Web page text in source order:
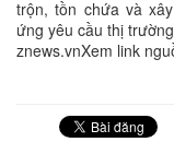
trộn, tồn chứa và
ứng yêu cầu thị
znews.vnXem link